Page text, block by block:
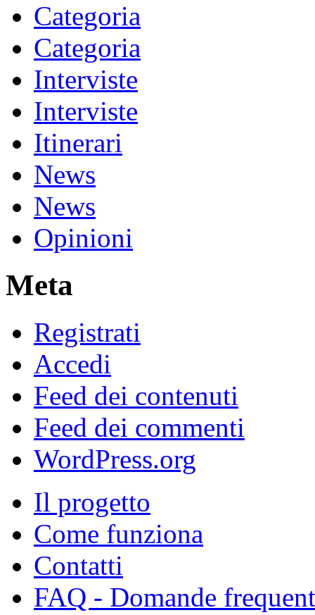
Categoria
Categoria
Interviste
Interviste
Itinerari
News
News
Opinioni
Meta
Registrati
Accedi
Feed dei contenuti
Feed dei commenti
WordPress.org
Il progetto
Come funziona
Contatti
FAQ - Domande